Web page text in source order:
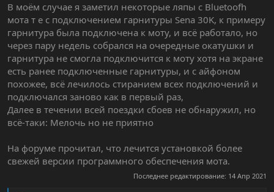
В моём случае я заметил некоторые ляпы с Bluetoofh
мота т е с подключением гарнитуры Sena 30K, к примеру
гарнитура была подключена к моту, и всё работало, но
через пару недель собрался на очередные окатушки и
гарнитура не смогла подключится к моту хотя на экране
есть ранее подключенные гарнитуры, и с айфоном
похожее, всё лечилось стиранием всех подключений и
подключался заново как в первый раз,
Далее в течении всей поездки сбоев не обнаружил, но
всё-таки: Мелочь но не приятно
На форуме прочитал, что лечится установкой более
свежей версии программного обеспечения мота.
Последнее редактирование: 14 Апр 2021